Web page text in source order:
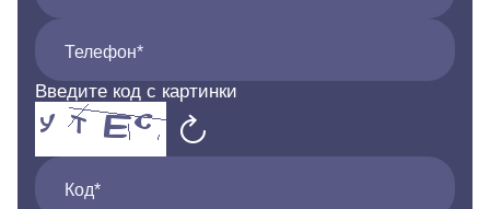
Телефон*
Введите код с картинки
Код*